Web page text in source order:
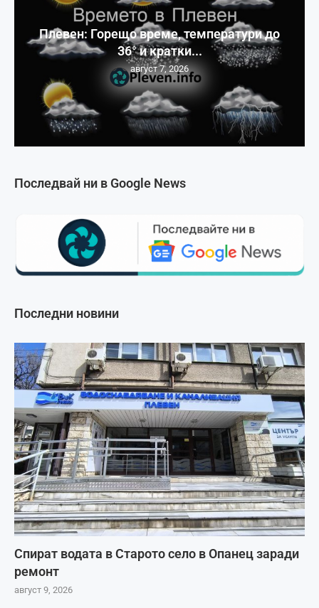
Последвай ни в Google News
Последни новини
Спират водата в Старото село в Опанец заради
ремонт
август 9, 2026
Плевен: Горещо време, температури до
36° и кратки...
август 7, 2026